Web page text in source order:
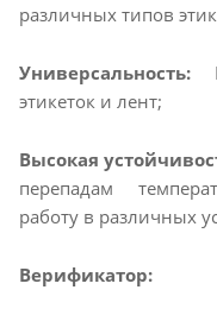
различных типов
Универсальность:
этикеток и лент;
Высокая
перепадам
работу в различных
Верификатор: